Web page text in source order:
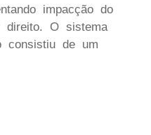
impacção do
direito. O sistema
consistiu de um